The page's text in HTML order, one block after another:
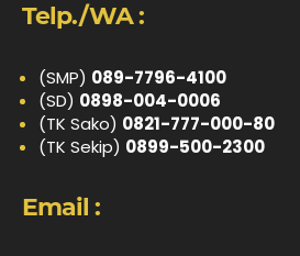
Telp./WA :
(SMP) 089-7796-4100
(SD) 0898-004-0006
(TK Sako) 0821-777-000-80
(TK Sekip) 0899-500-2300
Email :